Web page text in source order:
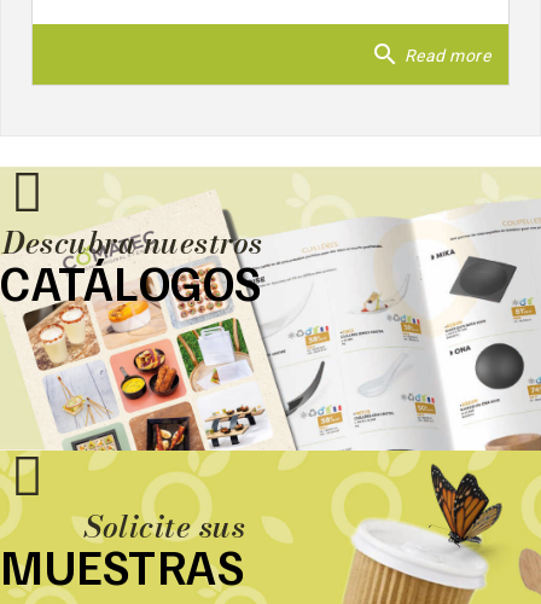
search Read more
Descubra nuestros
CATÁLOGOS
Solicite sus
MUESTRAS